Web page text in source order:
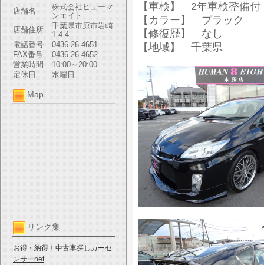
店舗名
株式会社ヒューマ
ンエイト
店舗住所
千葉県市原市岩崎
1-4-4
電話番号
0436-26-4651
FAX番号
0436-26-4652
営業時間
10:00～20:00
定休日
水曜日
Map
リンク集
お得・納得！中古車探しカーセ
ンサーnet
【車検】 2年車検整備付
【カラー】 ブラック
【修復歴】 なし
【地域】 千葉県